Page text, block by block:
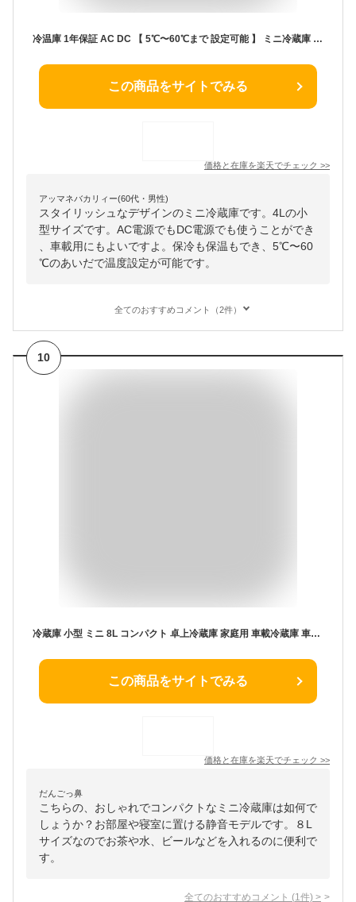
冷温庫 1年保証 AC DC 【 5℃〜60℃まで 設定可能 】 ミニ冷蔵庫 4L 小型 車載 保冷 保温 ポータブル 保温庫 小型保温庫 ミニ保温庫 一人暮らし AC電源 DC電源 職場 車 車載冷蔵庫 白 黒 ブラック ホワイト
この商品をサイトでみる
価格と在庫を楽天でチェック >>
アッマネバカリィー(60代・男性)
スタイリッシュなデザインのミニ冷蔵庫です。4Lの小
型サイズです。AC電源でもDC電源でも使うことができ
、車載用にもよいですよ。保冷も保温もでき、5℃〜60
℃のあいだで温度設定が可能です。
全てのおすすめコメント（2件）
10
冷蔵庫 小型 ミニ 8L コンパクト 卓上冷蔵庫 家庭用 車載冷蔵庫 車用 保冷 保温 5℃ 65℃ 3kg 持ち運び 静音 43db おしゃれ 寝室 子供 用 5 カラー 小さい 冷蔵庫 飲み物 果物 化粧品 一人暮らし 用
この商品をサイトでみる
価格と在庫を楽天でチェック >>
だんごっ鼻
こちらの、おしゃれでコンパクトなミニ冷蔵庫は如何で
しょうか？お部屋や寝室に置ける静音モデルです。８L
サイズなのでお茶や水、ビールなどを入れるのに便利で
す。
全てのおすすめコメント (1 件) >